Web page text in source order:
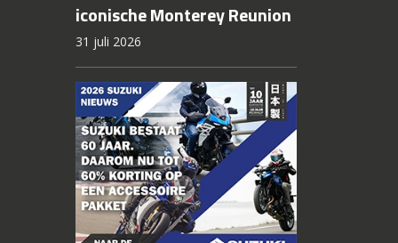
iconische Monterey Reunion
31 juli 2026